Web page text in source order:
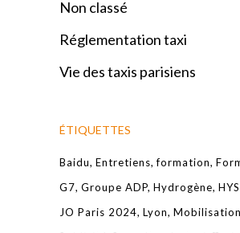
Non classé
Réglementation taxi
Vie des taxis parisiens
ÉTIQUETTES
Baidu Entretiens formation
G7 Groupe ADP Hydrogène
JO Paris 2024 Lyon Mobilisation